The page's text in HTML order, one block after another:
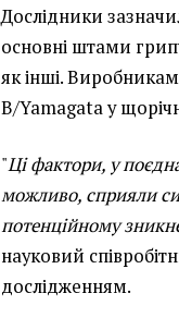
Дослідники
основні штами
як інші.
B/Yamagata у
"Ці фактори, у
можливо, сприяли
потенційному
науковий
дослідженням.